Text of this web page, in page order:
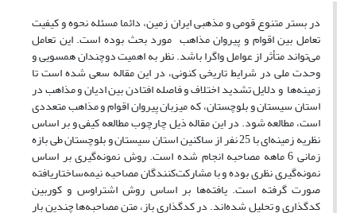
در بستر متنوع قومی و مذهبی ایران زمین، دائما مسئله نحوه و کیفیت
تعامل بین اقوام و پیروان مذاهب مورد بحث بوده است. این تعامل
می‌تواند متأثر از عوامل واگرا باشد. نظر به اهمیت دوچندان همسویی و
وحدت ملی در شرایط تاریخی کنونی، در این مقاله سعی شده است تا
زمینه‌ها و دلایل تشدید اختلاف و فاصله افتادن بین ادیان و مذاهب در
استان سیستان و بلوچستان، که میزبان پیروان اقوام و مذاهب متعددی
است، مطالعه شود. در این مقاله ذیل چارچوب مطالعه کیفی و بر اساس
نظریه زمینه‌ای با 25 نفر از ساکنین استان سیستان و بلوچستان طی بازه
زمانی 6 ماهه مصاحبه انجام شده است. روش نمونه‌گیری بر اساس
نمونه‌گیری نظری بوده و با مشارکت‌کنندگان مصاحبه نیمه‌ساختاریافته
صورت گرفته است. یافته‌ها بر اساس روش اشتراوس و کوربین
کدگذاری و تحلیل شده‌اند. در کدگذاری باز، متن مصاحبه‌ها چندین بار